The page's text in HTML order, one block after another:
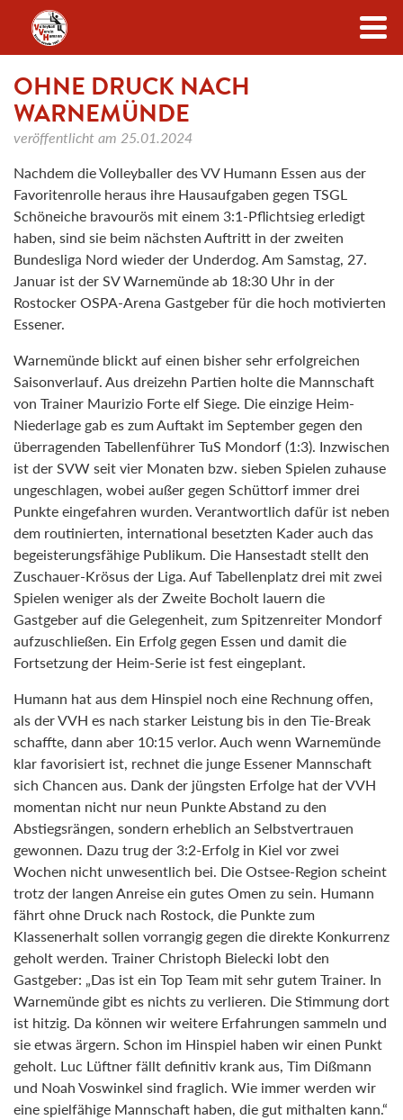
Zum Inhalt
OHNE DRUCK NACH
WARNEMÜNDE
veröffentlicht am 25.01.2024
Nachdem die Volleyballer des VV Humann Essen aus der
Favoritenrolle heraus ihre Hausaufgaben gegen TSGL
Schöneiche bravourös mit einem 3:1-Pflichtsieg erledigt
haben, sind sie beim nächsten Auftritt in der zweiten
Bundesliga Nord wieder der Underdog. Am Samstag, 27.
Januar ist der SV Warnemünde ab 18:30 Uhr in der
Rostocker OSPA-Arena Gastgeber für die hoch motivierten
Essener.
Warnemünde blickt auf einen bisher sehr erfolgreichen
Saisonverlauf. Aus dreizehn Partien holte die Mannschaft
von Trainer Maurizio Forte elf Siege. Die einzige Heim-
Niederlage gab es zum Auftakt im September gegen den
überragenden Tabellenführer TuS Mondorf (1:3). Inzwischen
ist der SVW seit vier Monaten bzw. sieben Spielen zuhause
ungeschlagen, wobei außer gegen Schüttorf immer drei
Punkte eingefahren wurden. Verantwortlich dafür ist neben
dem routinierten, international besetzten Kader auch das
begeisterungsfähige Publikum. Die Hansestadt stellt den
Zuschauer-Krösus der Liga. Auf Tabellenplatz drei mit zwei
Spielen weniger als der Zweite Bocholt lauern die
Gastgeber auf die Gelegenheit, zum Spitzenreiter Mondorf
aufzuschließen. Ein Erfolg gegen Essen und damit die
Fortsetzung der Heim-Serie ist fest eingeplant.
Humann hat aus dem Hinspiel noch eine Rechnung offen,
als der VVH es nach starker Leistung bis in den Tie-Break
schaffte, dann aber 10:15 verlor. Auch wenn Warnemünde
klar favorisiert ist, rechnet die junge Essener Mannschaft
sich Chancen aus. Dank der jüngsten Erfolge hat der VVH
momentan nicht nur neun Punkte Abstand zu den
Abstiegsrängen, sondern erheblich an Selbstvertrauen
gewonnen. Dazu trug der 3:2-Erfolg in Kiel vor zwei
Wochen nicht unwesentlich bei. Die Ostsee-Region scheint
trotz der langen Anreise ein gutes Omen zu sein. Humann
fährt ohne Druck nach Rostock, die Punkte zum
Klassenerhalt sollen vorrangig gegen die direkte Konkurrenz
geholt werden. Trainer Christoph Bielecki lobt den
Gastgeber: „Das ist ein Top Team mit sehr gutem Trainer. In
Warnemünde gibt es nichts zu verlieren. Die Stimmung dort
ist hitzig. Da können wir weitere Erfahrungen sammeln und
sie etwas ärgern. Schon im Hinspiel haben wir einen Punkt
geholt. Luc Lüftner fällt definitiv krank aus, Tim Dißmann
und Noah Voswinkel sind fraglich. Wie immer werden wir
eine spielfähige Mannschaft haben, die gut mithalten kann.“